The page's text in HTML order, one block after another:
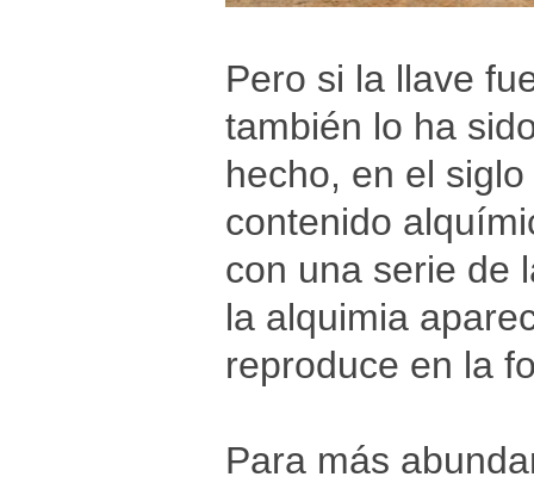
Pero si la llave
también lo ha
hecho, en el
contenido
con una serie de
la alquimia
reproduce en la
Para más